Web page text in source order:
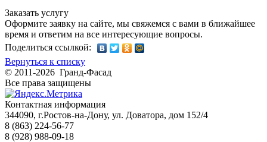
Заказать услугу
Оформите заявку на сайте, мы свяжемся с вами в ближайшее
время и ответим на все интересующие вопросы.
Поделиться ссылкой:
Вернуться к списку
© 2011-2026 Гранд-Фасад
Все права защищены
Контактная информация
344090, г.Ростов-на-Дону, ул. Доватора, дом 152/4
8 (863) 224-56-77
8 (928) 988-09-18